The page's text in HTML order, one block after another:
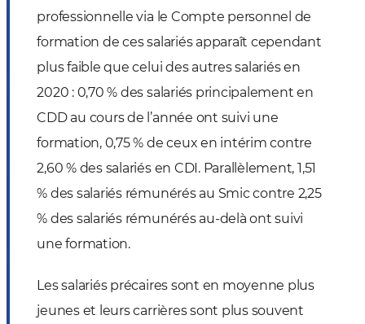
professionnelle via le Compte personnel de
formation de ces salariés apparaît cependant
plus faible que celui des autres salariés en
2020 : 0,70 % des salariés principalement en
CDD au cours de l’année ont suivi une
formation, 0,75 % de ceux en intérim contre
2,60 % des salariés en CDI. Parallèlement, 1,51
% des salariés rémunérés au Smic contre 2,25
% des salariés rémunérés au-delà ont suivi
une formation.
Les salariés précaires sont en moyenne plus
jeunes et leurs carrières sont plus souvent